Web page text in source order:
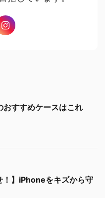
すすめケースはこれ
！】iPhoneをキズから守